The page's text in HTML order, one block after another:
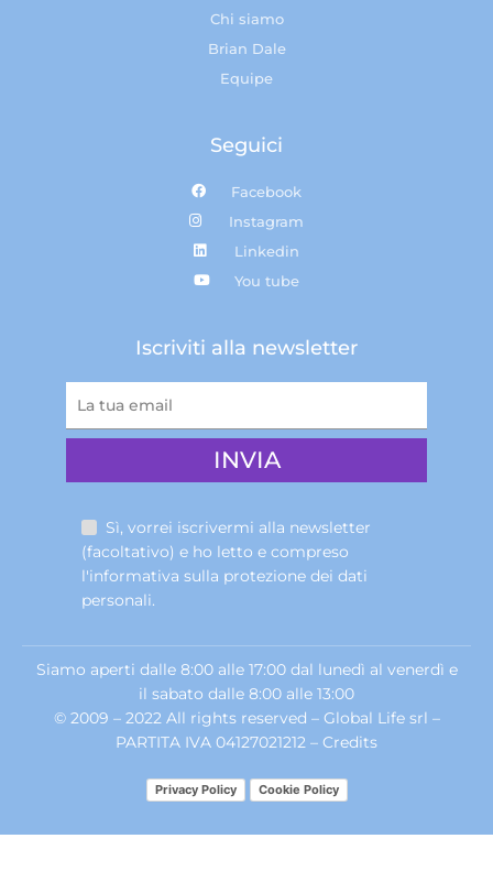
Chi siamo
Brian Dale
Equipe
Seguici
Facebook
Instagram
Linkedin
You tube
Iscriviti alla newsletter
Sì, vorrei iscrivermi alla newsletter
(facoltativo) e ho letto e compreso
l'informativa sulla protezione dei dati
personali.
Siamo aperti dalle 8:00 alle 17:00 dal lunedì al venerdì e
il sabato dalle 8:00 alle 13:00
© 2009 – 2022 All rights reserved – Global Life srl –
PARTITA IVA 04127021212 – Credits
Privacy Policy Cookie Policy